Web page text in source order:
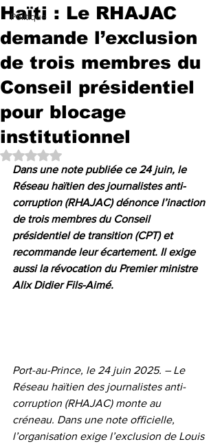
Politique
Haïti : Le RHAJAC
demande l’exclusion
de trois membres du
Conseil présidentiel
pour blocage
institutionnel
Noté NaN étoiles sur 5.
Dans une note publiée ce 24 juin, le
Réseau haïtien des journalistes anti-
corruption (RHAJAC) dénonce l’inaction
de trois membres du Conseil
présidentiel de transition (CPT) et
recommande leur écartement. Il exige
aussi la révocation du Premier ministre
Alix Didier Fils-Aimé.
Port-au-Prince, le 24 juin 2025. – Le
Réseau haïtien des journalistes anti-
corruption (RHAJAC) monte au
créneau. Dans une note officielle,
l’organisation exige l’exclusion de Louis